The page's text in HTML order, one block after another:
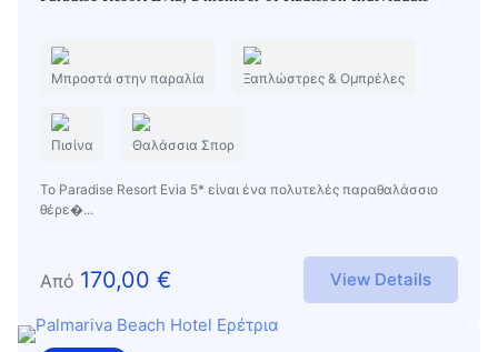
Μπροστά στην παραλία Ξαπλώστρες & Ομπρέλες
Πισίνα Θαλάσσια Σπορ
Το Paradise Resort Evia 5* είναι ένα πολυτελές παραθαλάσσιο
θέρε�...
Από 170,00 € View Details